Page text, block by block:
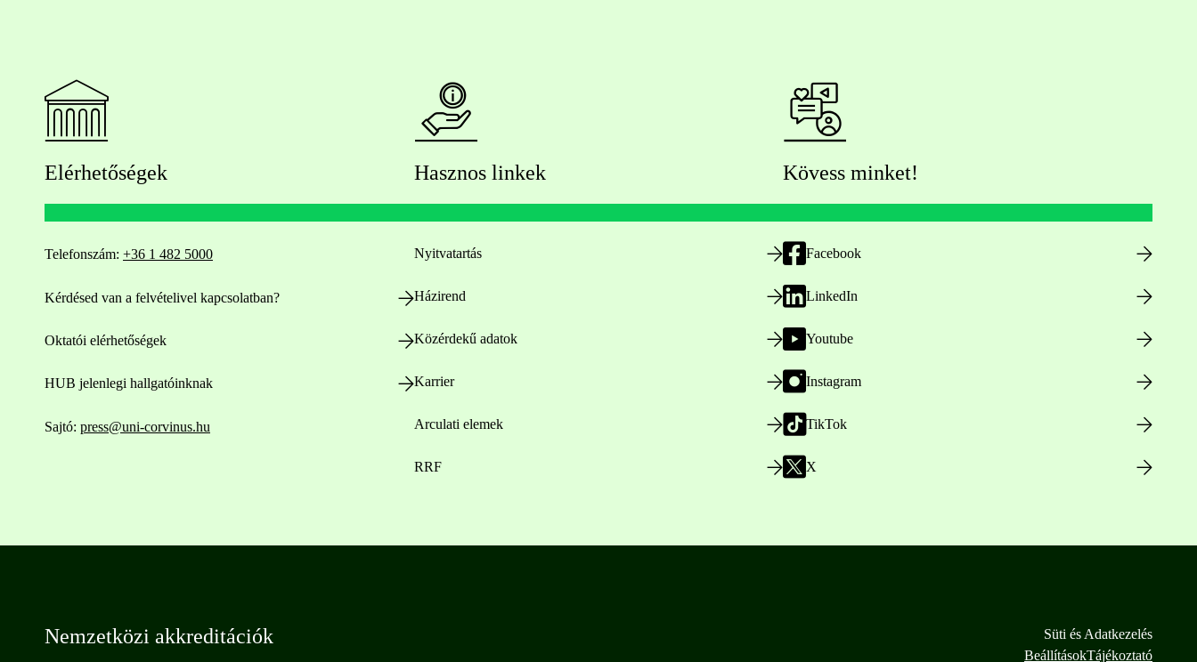
Elérhetőségek
Telefonszám: +36 1 482 5000
Kérdésed van a felvételivel kapcsolatban?
Oktatói elérhetőségek
HUB jelenlegi hallgatóinknak
Sajtó: press@uni-corvinus.hu
Hasznos linkek
Nyitvatartás
Házirend
Közérdekű adatok
Karrier
Arculati elemek
RRF
Kövess minket!
Facebook
LinkedIn
Youtube
Instagram
TikTok
X
Nemzetközi akkreditációk
Süti és Adatkezelés
BeállításokTájékoztató